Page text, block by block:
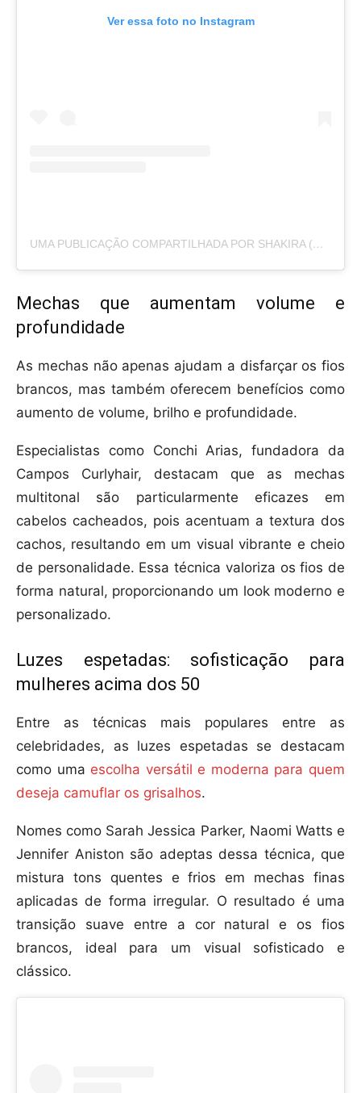
Ver essa foto no Instagram
UMA PUBLICAÇÃO COMPARTILHADA POR SHAKIRA (@SHAKIRA)
Mechas que aumentam volume e
profundidade
As mechas não apenas ajudam a disfarçar os fios
brancos, mas também oferecem benefícios como
aumento de volume, brilho e profundidade.
Especialistas como Conchi Arias, fundadora da
Campos Curlyhair, destacam que as mechas
multitonal são particularmente eficazes em
cabelos cacheados, pois acentuam a textura dos
cachos, resultando em um visual vibrante e cheio
de personalidade. Essa técnica valoriza os fios de
forma natural, proporcionando um look moderno e
personalizado.
Luzes espetadas: sofisticação para
mulheres acima dos 50
Entre as técnicas mais populares entre as
celebridades, as luzes espetadas se destacam
como uma escolha versátil e moderna para quem
deseja camuflar os grisalhos.
Nomes como Sarah Jessica Parker, Naomi Watts e
Jennifer Aniston são adeptas dessa técnica, que
mistura tons quentes e frios em mechas finas
aplicadas de forma irregular. O resultado é uma
transição suave entre a cor natural e os fios
brancos, ideal para um visual sofisticado e
clássico.